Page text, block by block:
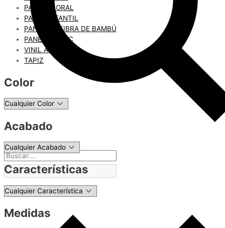
PANEL FLORAL
PANEL INFANTIL
PANEL 3D FIBRA DE BAMBÚ
PANEL 3D PVC
VINIL ADHESIVO
TAPIZ
Color
Acabado
Características
Medidas